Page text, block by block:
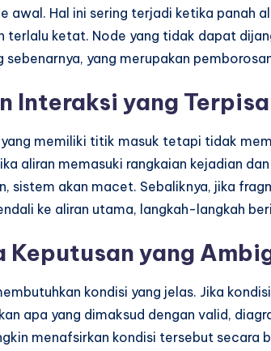
awal. Hal ini sering terjadi ketika panah
terlalu ketat. Node yang tidak dapat
sebenarnya, yang merupakan
Interaksi yang
memiliki titik masuk tetapi tidak
aliran memasuki rangkaian kejadian
sistem akan macet. Sebaliknya, jika
ke aliran utama, langkah-langkah
Keputusan yang
kondisi yang jelas. Jika
apa yang dimaksud dengan valid,
menafsirkan kondisi tersebut secara